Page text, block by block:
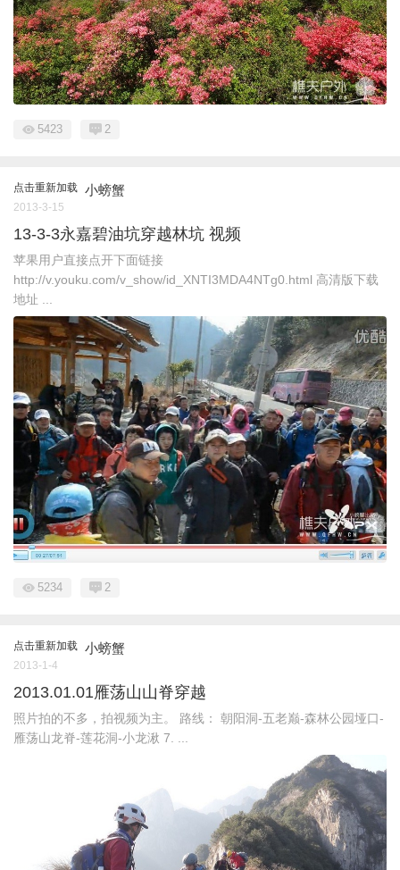
5423 2
点击重新加载 小螃蟹
2013-3-15
13-3-3永嘉碧油坑穿越林坑 视频
苹果用户直接点开下面链接
http://v.youku.com/v_show/id_XNTI3MDA4NTg0.html 高清版下载
地址 ...
5234 2
点击重新加载 小螃蟹
2013-1-4
2013.01.01雁荡山山脊穿越
照片拍的不多，拍视频为主。 路线： 朝阳洞-五老巅-森林公园垭口-
雁荡山龙脊-莲花洞-小龙湫 7. ...